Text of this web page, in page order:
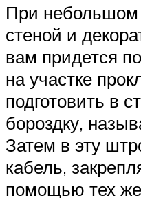
При небольшом
стеной и
вам придется
на участке
подготовить в
бороздку,
Затем в эту
кабель,
помощью тех же